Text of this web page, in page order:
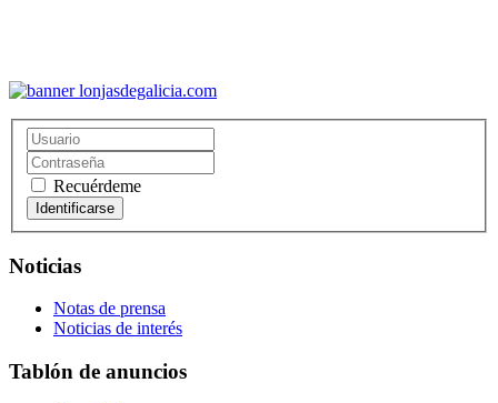
Recuérdeme
Noticias
Notas de prensa
Noticias de interés
Tablón de anuncios